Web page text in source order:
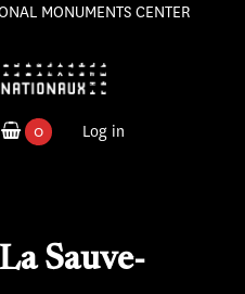
MONUMENTS CENTER
0
Log in
Sauve-